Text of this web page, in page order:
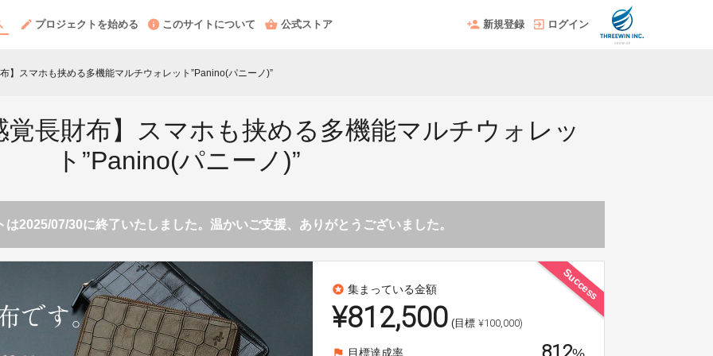
プロジェクトを始める このサイトについて 公式ストア 新規登録 ログイン
】スマホも挟める多機能マルチウォレット”Panino(パニーノ)”
長財布】スマホも挟める多機能マルチウォレッ
ト”Panino(パニーノ)”
は2025/07/30に終了いたしました。温かいご支援、ありがとうございました。
Success
stars 集まっている金額
¥812,500 (目標 ¥100,000)
flag 目標達成率 812